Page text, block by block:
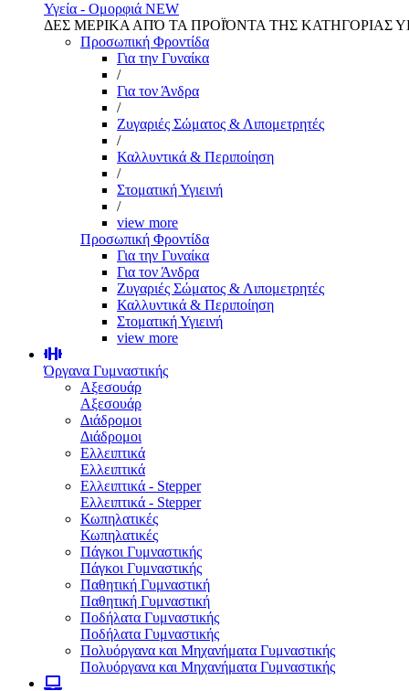
Υγεία - Ομορφιά NEW
ΔΕΣ ΜΕΡΙΚΑ ΑΠΌ ΤΑ ΠΡΟΪΌΝΤΑ ΤΗΣ ΚΑΤΗΓΟΡΙΑΣ
Προσωπική Φροντίδα
Για την Γυναίκα
/
Για τον Άνδρα
/
Ζυγαριές Σώματος & Λιπομετρητές
/
Καλλυντικά & Περιποίηση
/
Στοματική Υγιεινή
/
view more
Προσωπική Φροντίδα
Για την Γυναίκα
Για τον Άνδρα
Ζυγαριές Σώματος & Λιπομετρητές
Καλλυντικά & Περιποίηση
Στοματική Υγιεινή
view more
Όργανα Γυμναστικής
Αξεσουάρ
Αξεσουάρ
Διάδρομοι
Διάδρομοι
Ελλειπτικά
Ελλειπτικά
Ελλειπτικά - Stepper
Ελλειπτικά - Stepper
Κωπηλατικές
Κωπηλατικές
Πάγκοι Γυμναστικής
Πάγκοι Γυμναστικής
Παθητική Γυμναστική
Παθητική Γυμναστική
Ποδήλατα Γυμναστικής
Ποδήλατα Γυμναστικής
Πολυόργανα και Μηχανήματα Γυμναστικής
Πολυόργανα και Μηχανήματα Γυμναστικής